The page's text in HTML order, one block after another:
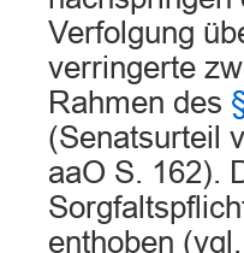
Verfolgung
verringerte
Rahmen des
(Senatsurteil
aaO S. 162).
enthoben